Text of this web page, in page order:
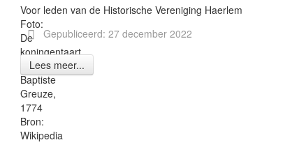
Foto:
De
koningentaart,
Jean-
Baptiste
Greuze,
1774
Bron:
Wikipedia
Voor leden van de Historische Vereniging Haerlem
Gepubliceerd: 27 december 2022
Lees meer...